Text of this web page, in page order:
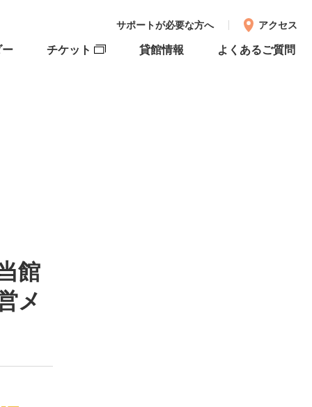
サポートが必要な方へ アクセス
ー チケット 貸館情報 よくあるご質問
館
メ